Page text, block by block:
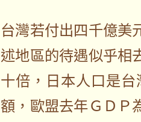
台灣若付出四千億美
述地區的待遇似乎相
十倍，日本人口是
額，歐盟去年ＧＤＰ